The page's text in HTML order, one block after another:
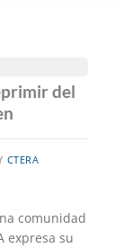
del
CTERA
comunidad
expresa su